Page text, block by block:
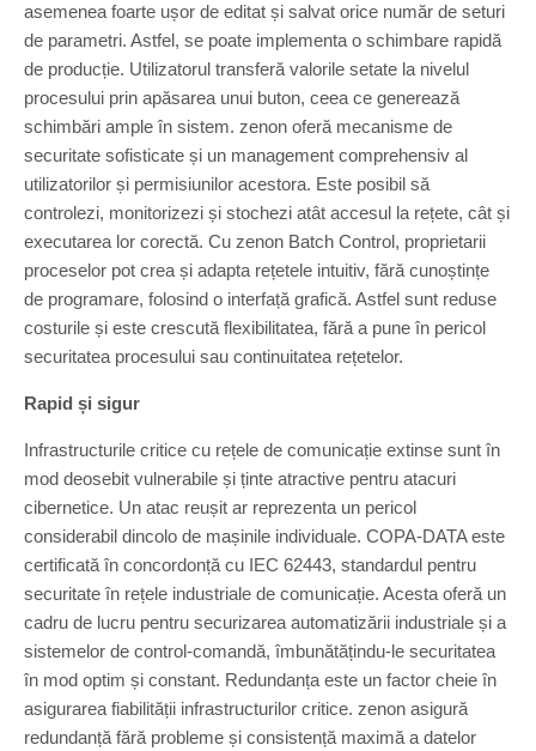
asemenea foarte ușor de editat și salvat orice număr de seturi
de parametri. Astfel, se poate implementa o schimbare rapidă
de producție. Utilizatorul transferă valorile setate la nivelul
procesului prin apăsarea unui buton, ceea ce generează
schimbări ample în sistem. zenon oferă mecanisme de
securitate sofisticate și un management comprehensiv al
utilizatorilor și permisiunilor acestora. Este posibil să
controlezi, monitorizezi și stochezi atât accesul la rețete, cât și
executarea lor corectă. Cu zenon Batch Control, proprietarii
proceselor pot crea și adapta rețetele intuitiv, fără cunoștințe
de programare, folosind o interfață grafică. Astfel sunt reduse
costurile și este crescută flexibilitatea, fără a pune în pericol
securitatea procesului sau continuitatea rețetelor.
Rapid și sigur
Infrastructurile critice cu rețele de comunicație extinse sunt în
mod deosebit vulnerabile și ținte atractive pentru atacuri
cibernetice. Un atac reușit ar reprezenta un pericol
considerabil dincolo de mașinile individuale. COPA-DATA este
certificată în concordonță cu IEC 62443, standardul pentru
securitate în rețele industriale de comunicație. Acesta oferă un
cadru de lucru pentru securizarea automatizării industriale și a
sistemelor de control-comandă, îmbunătățindu-le securitatea
în mod optim și constant. Redundanța este un factor cheie în
asigurarea fiabilității infrastructurilor critice. zenon asigură
redundanță fără probleme și consistență maximă a datelor